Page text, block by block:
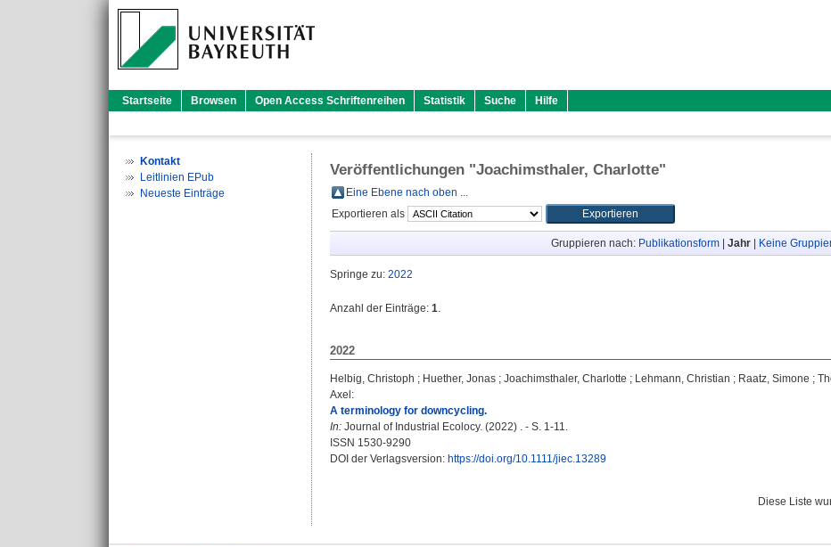
Startseite Browsen Open Access Schriftenreihen Statistik Suche Hilfe
Kontakt
Leitlinien EPub
Neueste Einträge
Veröffentlichungen "Joachimsthaler, Charlotte"
Eine Ebene nach oben ...
Exportieren als
Gruppieren nach: Publikationsform| Jahr| Keine
Springe zu: 2022
Anzahl der Einträge: 1.
2022
Helbig, Christoph ; Huether, Jonas ; Joachimsthaler, Charlotte ; Lehmann, Christian ; Raatz, Simone ;
Axel :
A terminology for downcycling.
In: Journal of Industrial Ecolocy. (2022) . - S. 1-11.
ISSN 1530-9290
DOI der Verlagsversion: https://doi.org/10.1111/jiec.13289
Diese Liste